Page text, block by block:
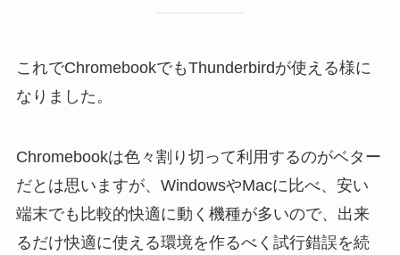
これでChromebookでもThunderbirdが使える様に
なりました。
Chromebookは色々割り切って利用するのがベター
だとは思いますが、WindowsやMacに比べ、安い
端末でも比較的快適に動く機種が多いので、出来
るだけ快適に使える環境を作るべく試行錯誤を続